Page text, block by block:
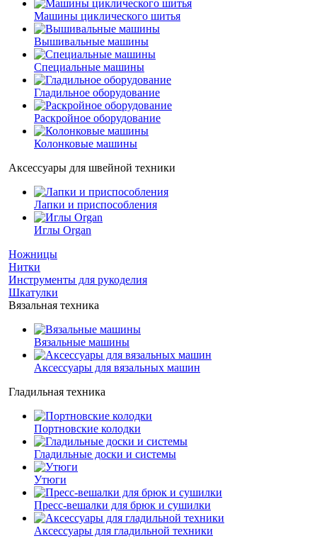
Машины циклического шитья
Вышивальные машины
Специальные машины
Гладильное оборудование
Раскройное оборудование
Колонковые машины
Аксессуары для швейной техники
Лапки и приспособления
Иглы Organ
Ножницы
Нитки
Инструменты для рукоделия
Шкатулки
Вязальная техника
Вязальные машины
Аксессуары для вязальных машин
Гладильная техника
Портновские колодки
Гладильные доски и системы
Утюги
Пресс-вешалки для брюк и сушилки
Аксессуары для гладильной техники